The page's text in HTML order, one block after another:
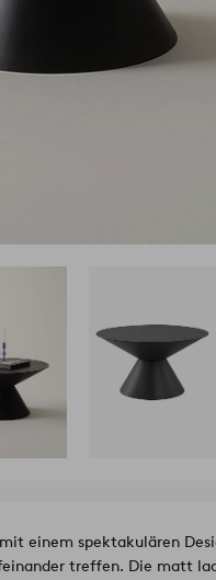
einem spektakulären
treffen. Die matt